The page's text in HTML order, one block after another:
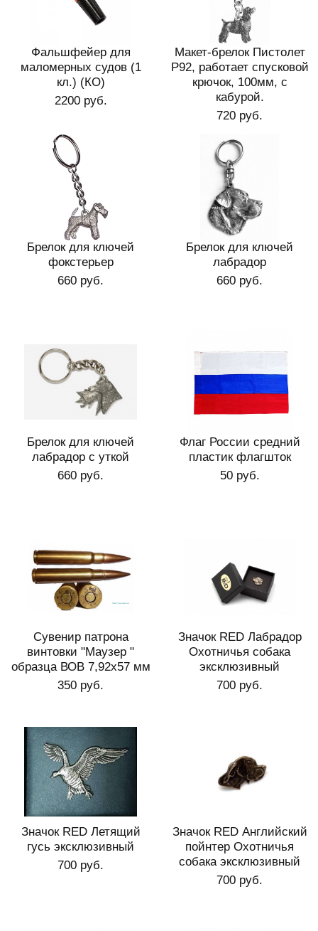
Фальшфейер для
маломерных судов (1
кл.) (КО)
2200 руб.
Макет-брелок Пистолет
P92, работает спусковой
крючок, 100мм, с
кабурой.
720 руб.
Брелок для ключей
фокстерьер
660 руб.
Брелок для ключей
лабрадор
660 руб.
Брелок для ключей
лабрадор с уткой
660 руб.
Флаг России средний
пластик флагшток
50 руб.
Сувенир патрона
винтовки "Маузер "
образца ВОВ 7,92х57 мм
350 руб.
Значок RED Лабрадор
Охотничья собака
эксклюзивный
700 руб.
Значок RED Летящий
гусь эксклюзивный
700 руб.
Значок RED Английский
пойнтер Охотничья
собака эксклюзивный
700 руб.